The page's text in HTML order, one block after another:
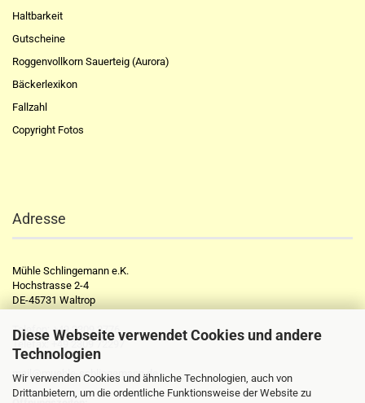
Diese Webseite verwendet Cookies und andere
Technologien
Wir verwenden Cookies und ähnliche Technologien, auch von
Drittanbietern, um die ordentliche Funktionsweise der Website zu
Haltbarkeit
Gutscheine
Roggenvollkorn Sauerteig (Aurora)
Bäckerlexikon
Fallzahl
Copyright Fotos
Adresse
Mühle Schlingemann e.K.
Hochstrasse 2-4
DE-45731 Waltrop
Telefon: +49 2309 2776
Telefax: +49 2309 72297
mail@muehle-schlingemann.de